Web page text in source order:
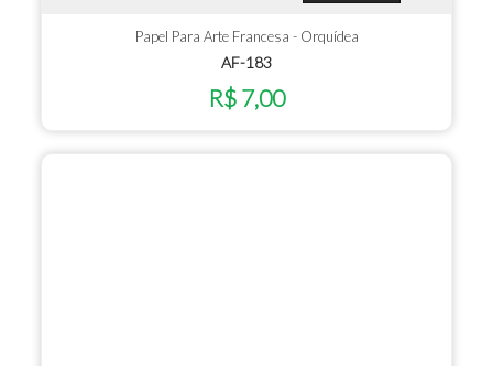
Papel Para Arte Francesa - Orquídea
AF-183
R$ 7,00